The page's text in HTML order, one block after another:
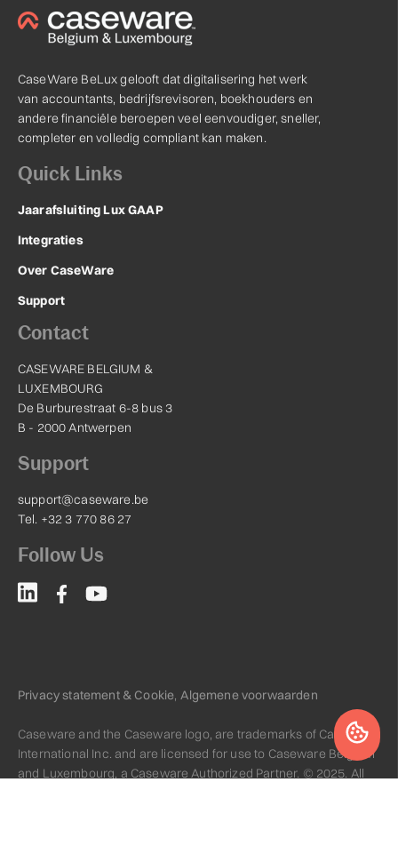
CaseWare BeLux gelooft dat digitalisering het werk
van accountants, bedrijfsrevisoren, boekhouders en
andere financiële beroepen veel eenvoudiger, sneller,
completer en volledig compliant kan maken.
Quick Links
Jaarafsluiting Lux GAAP
Integraties
Over CaseWare
Support
Contact
CASEWARE BELGIUM &
LUXEMBOURG
De Burburestraat 6-8 bus 3
B - 2000 Antwerpen
Support
support@caseware.be
Tel. +32 3 770 86 27
Follow Us
Privacy statement & Cookie, Algemene voorwaarden
Caseware and the Caseware logo, are trademarks of Caseware
International Inc. and are licensed for use to Caseware Belgium
and Luxembourg, a Caseware Authorized Partner. © 2025. All